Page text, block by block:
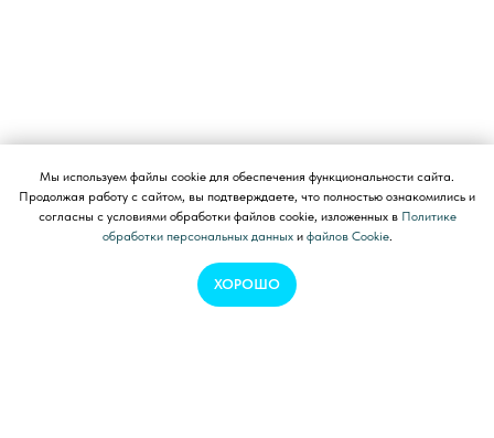
Мы используем файлы cookie для обеспечения функциональности сайта.
Продолжая работу с сайтом, вы подтверждаете, что полностью ознакомились и
согласны с условиями обработки файлов cookie, изложенных в Политике
обработки персональных данныхи файлов Cookie.
ХОРОШО